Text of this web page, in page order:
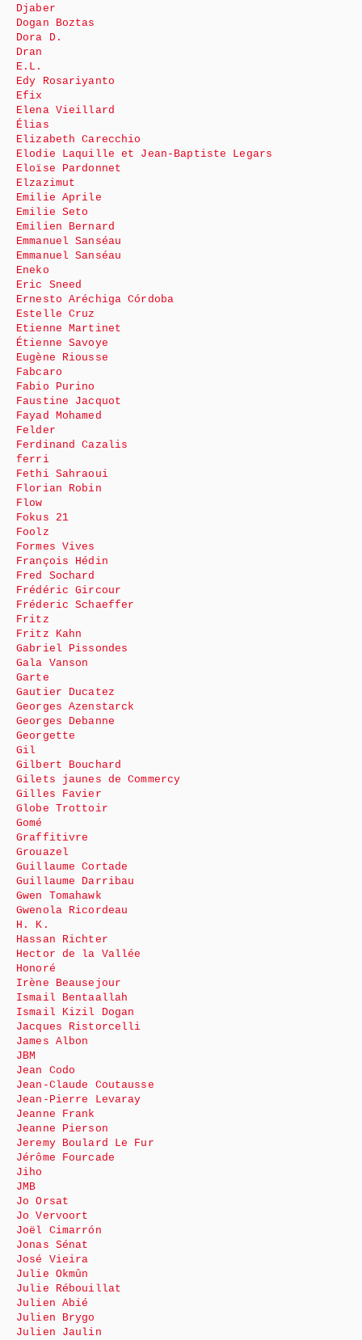
Djaber
Dogan Boztas
Dora D.
Dran
E.L.
Edy Rosariyanto
Efix
Elena Vieillard
Élias
Elizabeth Carecchio
Elodie Laquille et Jean-Baptiste Legars
Eloïse Pardonnet
Elzazimut
Emilie Aprile
Emilie Seto
Emilien Bernard
Emmanuel Sanséau
Emmanuel Sanséau
Eneko
Eric Sneed
Ernesto Aréchiga Córdoba
Estelle Cruz
Etienne Martinet
Étienne Savoye
Eugène Riousse
Fabcaro
Fabio Purino
Faustine Jacquot
Fayad Mohamed
Felder
Ferdinand Cazalis
ferri
Fethi Sahraoui
Florian Robin
Flow
Fokus 21
Foolz
Formes Vives
François Hédin
Fred Sochard
Frédéric Gircour
Fréderic Schaeffer
Fritz
Fritz Kahn
Gabriel Pissondes
Gala Vanson
Garte
Gautier Ducatez
Georges Azenstarck
Georges Debanne
Georgette
Gil
Gilbert Bouchard
Gilets jaunes de Commercy
Gilles Favier
Globe Trottoir
Gomé
Graffitivre
Grouazel
Guillaume Cortade
Guillaume Darribau
Gwen Tomahawk
Gwenola Ricordeau
H. K.
Hassan Richter
Hector de la Vallée
Honoré
Irène Beausejour
Ismail Bentaallah
Ismail Kizil Dogan
Jacques Ristorcelli
James Albon
JBM
Jean Codo
Jean-Claude Coutausse
Jean-Pierre Levaray
Jeanne Frank
Jeanne Pierson
Jeremy Boulard Le Fur
Jérôme Fourcade
Jiho
JMB
Jo Orsat
Jo Vervoort
Joël Cimarrón
Jonas Sénat
José Vieira
Julie Okmûn
Julie Rébouillat
Julien Abié
Julien Brygo
Julien Jaulin